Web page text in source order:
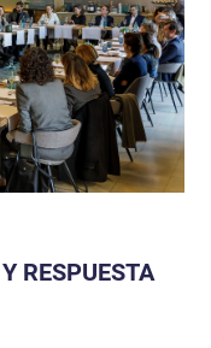
RESPUESTA